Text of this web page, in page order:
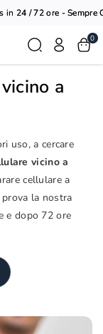
in 24 / 72 ore - Sempre
0
a
uso, a cercare
vicino a
cellulare a
la nostra
e dopo 72 ore